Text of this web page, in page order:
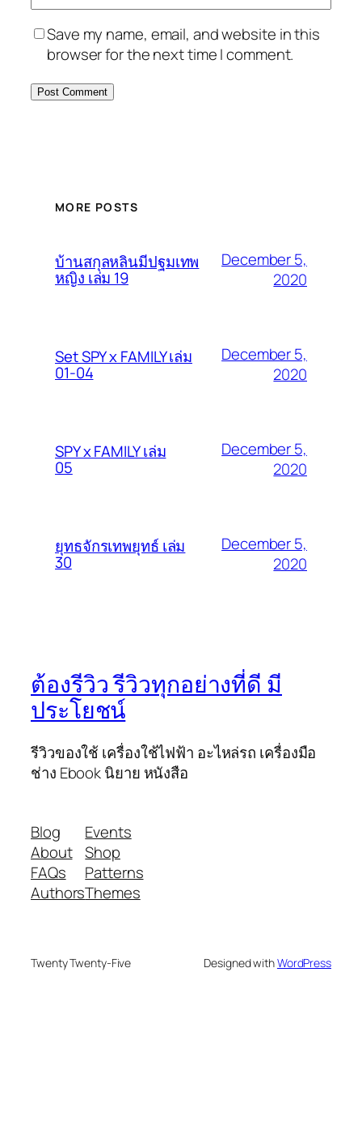
Save my name, email, and website in this
browser for the next time I comment.
MORE POSTS
บ้านสกุลหลินมีปฐมเทพ
หญิง เล่ม 19
December 5,
2020
Set SPY x FAMILY เล่ม
01-04
December 5,
2020
SPY x FAMILY เล่ม
05
December 5,
2020
ยุทธจักรเทพยุทธ์ เล่ม
30
December 5,
2020
ต้องรีวิว รีวิวทุกอย่างที่ดี มี
ประโยชน์
รีวิวของใช้ เครื่องใช้ไฟฟ้า อะไหล่รถ เครื่องมือ
ช่าง Ebook นิยาย หนังสือ
Blog
About
FAQs
Authors
Events
Shop
Patterns
Themes
Twenty Twenty-Five Designed withWordPress